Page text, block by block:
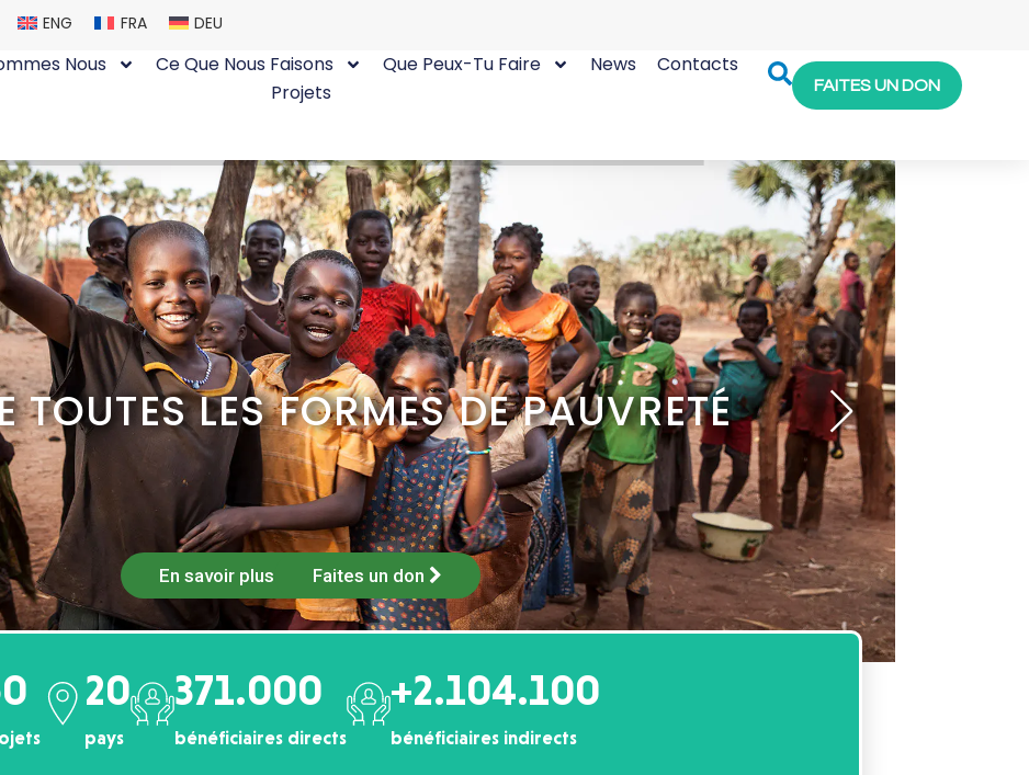
ENG FRA DEU
Nous Ce Que Nous Faisons Que Peux-Tu Faire News
Contacts
Projets
FAITES UN DON
En savoir plus Faites un don
20
pays
371.000
bénéficiaires directs
+2.104.100
bénéficiaires indirects